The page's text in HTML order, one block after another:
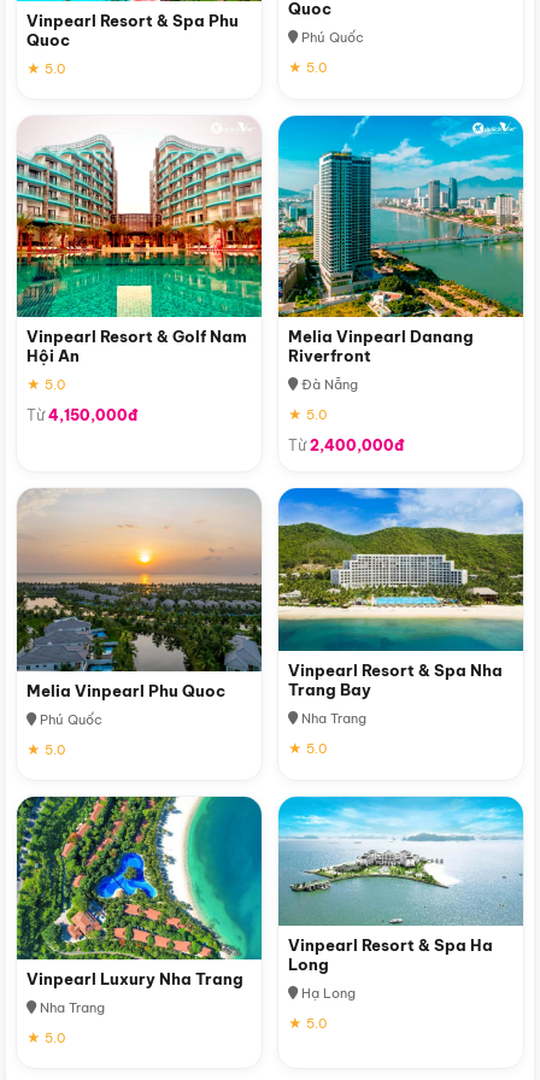
Vinpearl Resort & Spa Phu
Quoc
★ 5.0
Quoc
Phú Quốc
★ 5.0
Vinpearl Resort & Golf Nam
Hội An
★ 5.0
Từ4,150,000đ
Melia Vinpearl Danang
Riverfront
Đà Nẵng
★ 5.0
Từ2,400,000đ
Melia Vinpearl Phu Quoc
Phú Quốc
★ 5.0
Vinpearl Resort & Spa Nha
Trang Bay
Nha Trang
★ 5.0
Vinpearl Luxury Nha Trang
Nha Trang
★ 5.0
Vinpearl Resort & Spa Ha
Long
Hạ Long
★ 5.0